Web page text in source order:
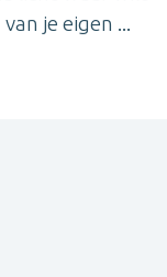
je eigen ...